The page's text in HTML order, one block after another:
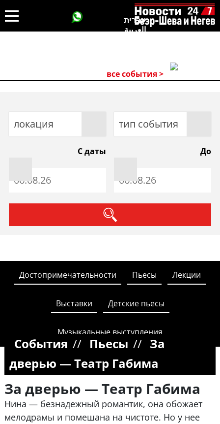
עברית
العربية
все события >
локация тип события
С даты До
Достопримечательности Пьесы Лекции
Выставки Детские пьесы
Музыкальные выступления
События // Пьесы // За
дверью — Театр Габима
За дверью — Театр Габима
Нина — безнадежный романтик, она обожает
мелодрамы и помешана на чистоте. Но у нее